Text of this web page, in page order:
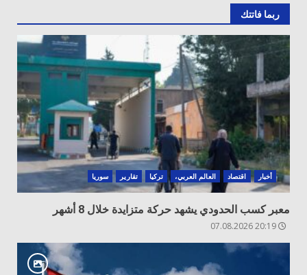
المقالاتربما فاتتك
أخبار اقتصاد العالم العربي، تركيا تقارير سوريا
معبر كسب الحدودي يشهد حركة متزايدة خلال 8 أشهر